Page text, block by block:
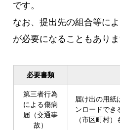
です。
なお、提出先の組合等に
が必要になることもありま
必要書類
第三者行為
による傷病
届（交通事
故）
届け出の用紙
ンロードでき
（市区町村）